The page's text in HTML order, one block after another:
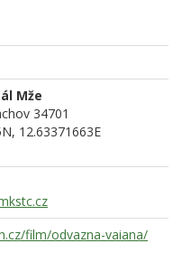
Mže
34701
12.63371663E
film/odvazna-vaiana/